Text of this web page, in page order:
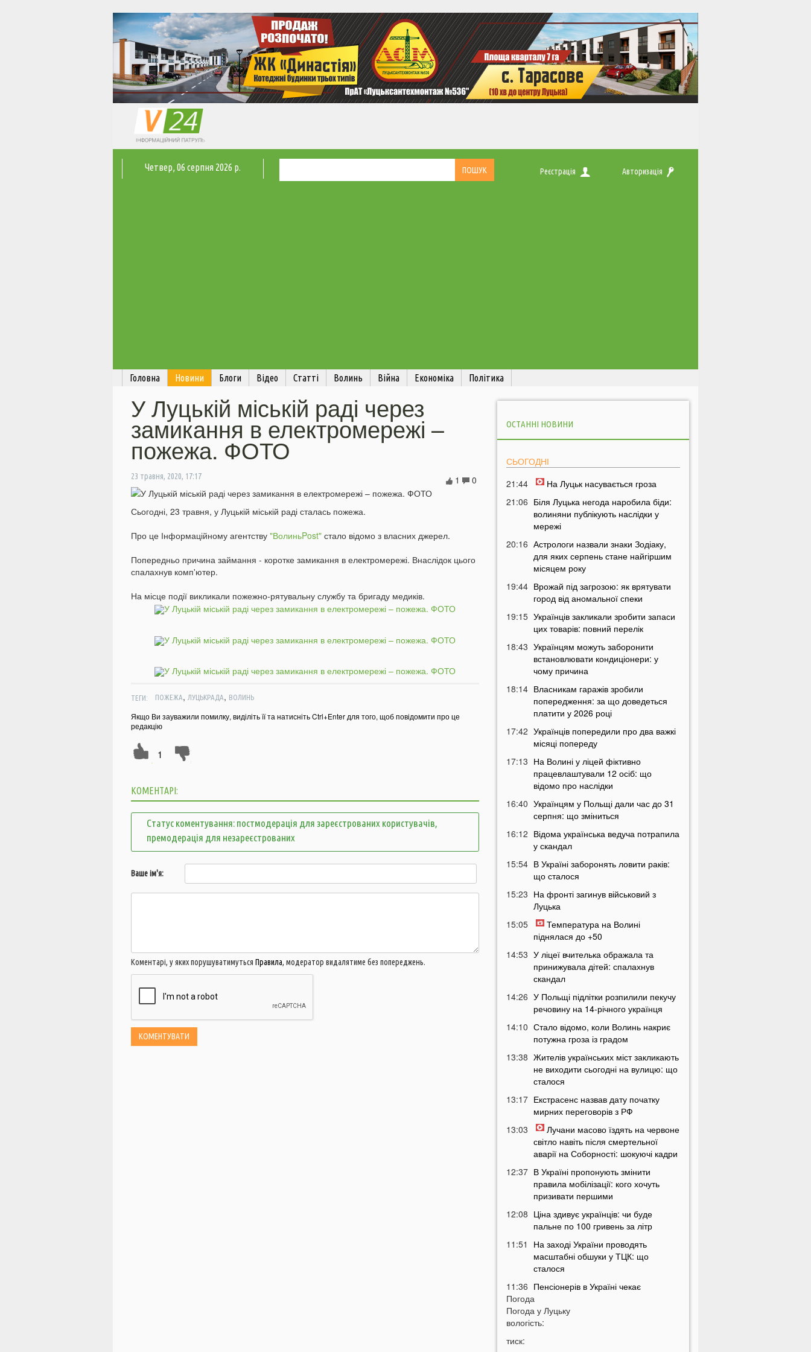
Четвер, 06 серпня 2026 р. Реєстрація Авторизація
Головна Новини Блоги Відео Статті Волинь Війна Економіка Політика
У Луцькій міській раді через
замикання в електромережі –
пожежа. ФОТО
23 травня, 2020, 17:17 0
1
Сьогодні, 23 травня, у Луцькій міській раді сталась пожежа.
Про це Інформаційному агентству "ВолиньPost" стало відомо з власних джерел.
Попередньо причина займання - коротке замикання в електромережі. Внаслідок цього
спалахнув комп'ютер.
На місце події викликали пожежно-рятувальну службу та бригаду медиків.
ТЕГИ: ПОЖЕЖА, ЛУЦЬКРАДА, ВОЛИНЬ
Якщо Ви зауважили помилку, виділіть її та натисніть Ctrl+Enter для того, щоб повідомити про це
редакцію
1
КОМЕНТАРІ:
Статус коментування: постмодерація для зареєстрованих користувачів,
премодерація для незареєстрованих
Ваше ім'я:
Коментарі, у яких порушуватимуться Правила, модератор видалятиме без попереджень.
ОСТАННІ НОВИНИ
СЬОГОДНІ
21:44
На Луцьк насувається гроза
21:06 Біля Луцька негода наробила біди:
волиняни публікують наслідки у
мережі
20:16 Астрологи назвали знаки Зодіаку,
для яких серпень стане найгіршим
місяцем року
19:44 Врожай під загрозою: як врятувати
город від аномальної спеки
19:15 Українців закликали зробити запаси
цих товарів: повний перелік
18:43 Українцям можуть заборонити
встановлювати кондиціонери: у
чому причина
18:14 Власникам гаражів зробили
попередження: за що доведеться
платити у 2026 році
17:42 Українців попередили про два важкі
місяці попереду
17:13 На Волині у ліцей фіктивно
працевлаштували 12 осіб: що
відомо про наслідки
16:40 Українцям у Польщі дали час до 31
серпня: що зміниться
16:12 Відома українська ведуча потрапила
у скандал
15:54 В Україні заборонять ловити раків:
що сталося
15:23 На фронті загинув військовий з
Луцька
15:05
Температура на Волині
піднялася до +50
14:53 У ліцеї вчителька ображала та
принижувала дітей: спалахнув
скандал
14:26 У Польщі підлітки розпилили пекучу
речовину на 14-річного українця
14:10 Стало відомо, коли Волинь накриє
потужна гроза із градом
13:38 Жителів українських міст закликають
не виходити сьогодні на вулицю: що
сталося
13:17 Екстрасенс назвав дату початку
мирних переговорів з РФ
13:03
Лучани масово їздять на червоне
світло навіть після смертельної
аварії на Соборності: шокуючі кадри
12:37 В Україні пропонують змінити
правила мобілізації: кого хочуть
призивати першими
12:08 Ціна здивує українців: чи буде
пальне по 100 гривень за літр
11:51
На заході України проводять
масштабні обшуки у ТЦК: що
сталося
11:36 Пенсіонерів в Україні чекає
масштабна перевірка: кого це
торкнеться
11:07 Україну накриє потужна магнітна
Погода
Погода у Луцьку
вологість:
тиск: